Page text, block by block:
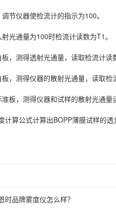
节仪器使检流计的指示为100。
光通量为100时检流计读数为T1。
，测得透射光通量，读取检流计读
，测得仪器的散射光通量，读取检
板，测得仪器和试样的散射光通量
计算公式计算出BOPP薄膜试样的透
时品牌雾度仪怎么样？